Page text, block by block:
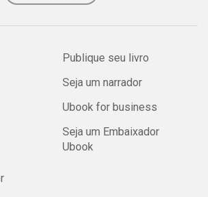
Publique seu livro
Seja um narrador
Ubook for business
Seja um Embaixador
Ubook